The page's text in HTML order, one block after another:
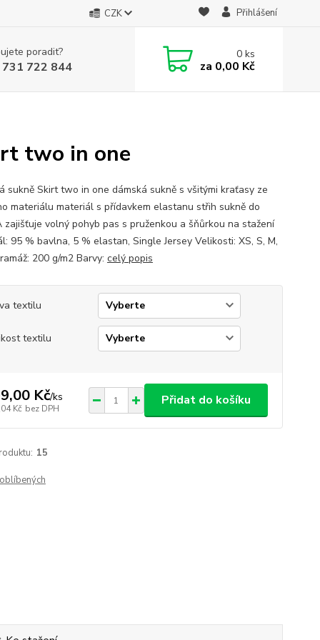
CZK Přihlášení
poradit?
722 844
0ks
za 0,00 Kč
two in one
sukně Skirt two in one dámská sukně s všitými kraťasy ze
materiálu materiál s přídavkem elastanu střih sukně do
zajišťuje volný pohyb pas s pruženkou a šňůrkou na stažení
95 % bavlna, 5 % elastan, Single Jersey Velikosti: XS, S, M,
200 g/m2 Barvy: celý popis
textilu
textilu
Kč/ks
Kč bez DPH
Přidat do košíku
15